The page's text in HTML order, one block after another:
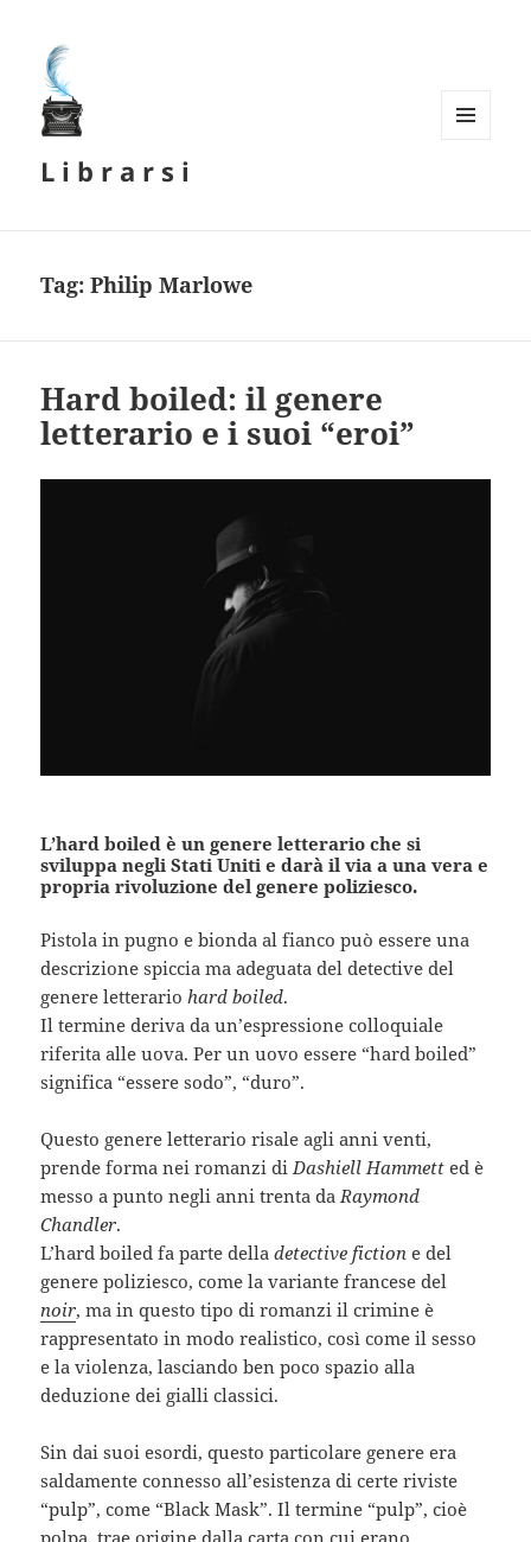
L i b r a r s i
Tag:Philip Marlowe
Hard boiled: il genere
letterario e i suoi “eroi”
L’hard boiled è un genere letterario che si
sviluppa negli Stati Uniti e darà il via a una vera e
propria rivoluzione del genere poliziesco.
Pistola in pugno e bionda al fianco può essere una
descrizione spiccia ma adeguata del detective del
genere letterario hard boiled.
Il termine deriva da un’espressione colloquiale
riferita alle uova. Per un uovo essere “hard boiled”
significa “essere sodo”, “duro”.
Questo genere letterario risale agli anni venti,
prende forma nei romanzi di Dashiell Hammett ed è
messo a punto negli anni trenta da Raymond
Chandler.
L’hard boiled fa parte delladetective fiction e del
genere poliziesco, come la variante francese del
noir, ma in questo tipo di romanzi il crimine è
rappresentato in modo realistico, così come il sesso
e la violenza, lasciando ben poco spazio alla
deduzione dei gialli classici.
Sin dai suoi esordi, questo particolare genere era
saldamente connesso all’esistenza di certe riviste
“pulp”, come “Black Mask”. Il termine “pulp”, cioè
polpa, trae origine dalla carta con cui erano